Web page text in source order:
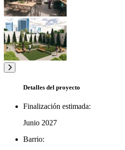
Detalles del proyecto
Finalización estimada:
Junio 2027
Barrio: